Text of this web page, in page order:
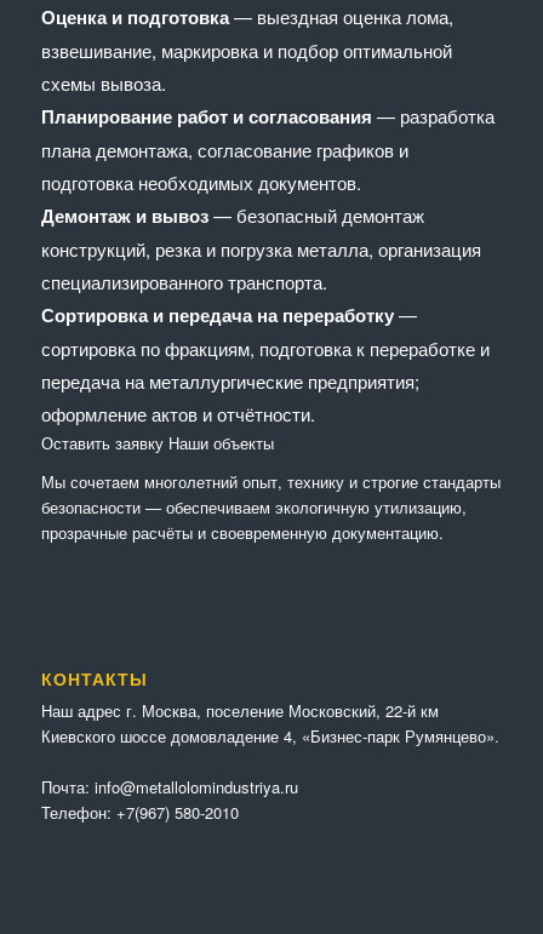
Оценка и подготовка— выездная оценка лома,
взвешивание, маркировка и подбор оптимальной
схемы вывоза.
Планирование работ и согласования — разработка
плана демонтажа, согласование графиков и
подготовка необходимых документов.
Демонтаж и вывоз— безопасный демонтаж
конструкций, резка и погрузка металла, организация
специализированного транспорта.
Сортировка и передача на переработку—
сортировка по фракциям, подготовка к переработке и
передача на металлургические предприятия;
оформление актов и отчётности.
Оставить заявку Наши объекты
Мы сочетaем многолетний опыт, технику и строгие стандарты
безопасности — обеспечиваем экологичную утилизацию,
прозрачные расчёты и своевременную документацию.
КОНТАКТЫ
Наш адрес г. Москва, поселение Московский, 22-й км
Киевского шоссе домовладение 4, «Бизнес-парк Румянцево».
Почта: info@metallolomindustriya.ru
Телефон: +7(967) 580-2010